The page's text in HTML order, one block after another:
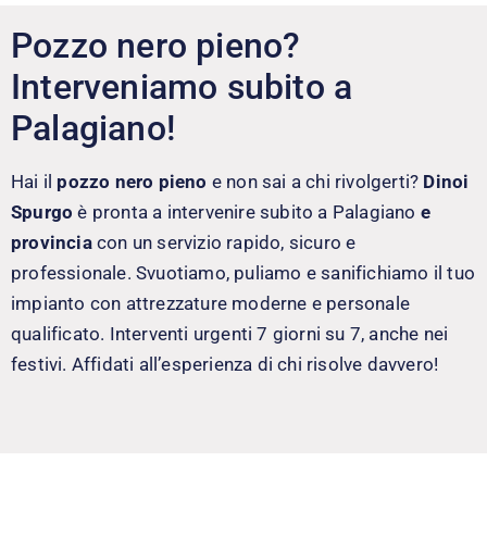
Pozzo nero pieno?
Interveniamo subito a
Palagiano!
Hai il pozzo nero pieno e non sai a chi rivolgerti? Dinoi
Spurgo è pronta a intervenire subito a Palagiano e
provinciacon un servizio rapido, sicuro e
professionale. Svuotiamo, puliamo e sanifichiamo il tuo
impianto con attrezzature moderne e personale
qualificato. Interventi urgenti 7 giorni su 7, anche nei
festivi. Affidati all’esperienza di chi risolve davvero!